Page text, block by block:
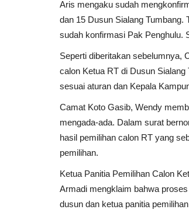
Aris mengaku sudah
dan 15 Dusun Sialang Tumbang.
sudah konfirmasi Pak Penghulu.
Seperti diberitakan sebelumnya,
calon Ketua RT di Dusun
sesuai aturan dan Kepala
Camat Koto Gasib, Wendy
mengada-ada. Dalam surat
hasil pemilihan calon RT yang
pemilihan.
Ketua Panitia Pemilihan Calon
Armadi mengklaim bahwa
dusun dan ketua panitia